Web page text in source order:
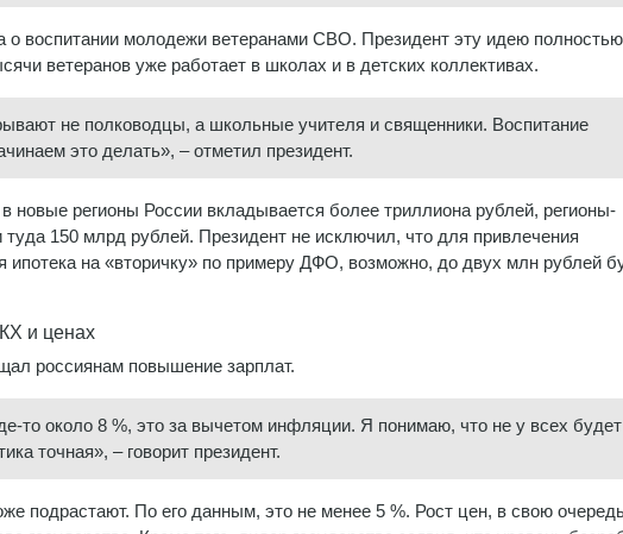
о воспитании молодежи ветеранами СВО. Президент эту идею полностью
ветеранов уже работает в школах и в детских коллективах.
не полководцы, а школьные учителя и священники. Воспитание
это делать», – отметил президент.
новые регионы России вкладывается более триллиона рублей, регионы-
150 млрд рублей. Президент не исключил, что для привлечения
ипотека на «вторичку» по примеру ДФО, возможно, до двух млн рублей
и ценах
россиянам повышение зарплат.
то около 8 %, это за вычетом инфляции. Я понимаю, что не у всех будет
точная», – говорит президент.
подрастают. По его данным, это не менее 5 %. Рост цен, в свою